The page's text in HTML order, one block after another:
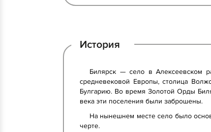
История
Билярск — село в Алексеевском
средневековой Европы, столица
Булгарию. Во время Золотой Орды
века эти поселения были заброшены.
На нынешнем месте село было
черте.